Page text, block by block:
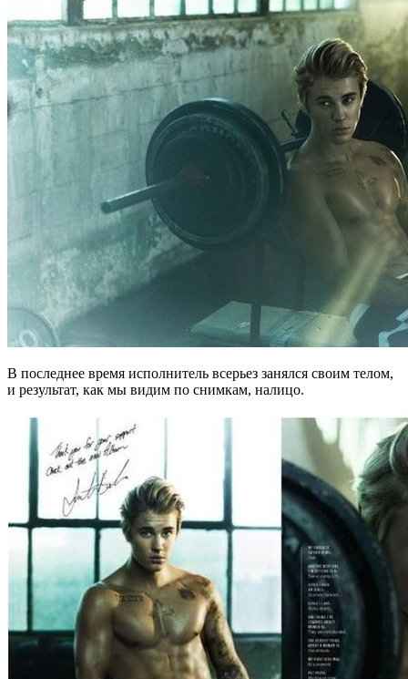
В последнее время исполнитель всерьез занялся своим телом,
и результат, как мы видим по снимкам, налицо.